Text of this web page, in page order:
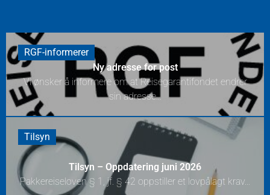
RGF-informerer
Ny adresse for post
Vi ønsker å informere om at Reisegarantifondet endrer
sin adresse...
Tilsyn
Tilsyn – Oppdatering juni 2026
Pakkereiseloven § 1, jf. § 42 oppstiller et lovpålagt krav...